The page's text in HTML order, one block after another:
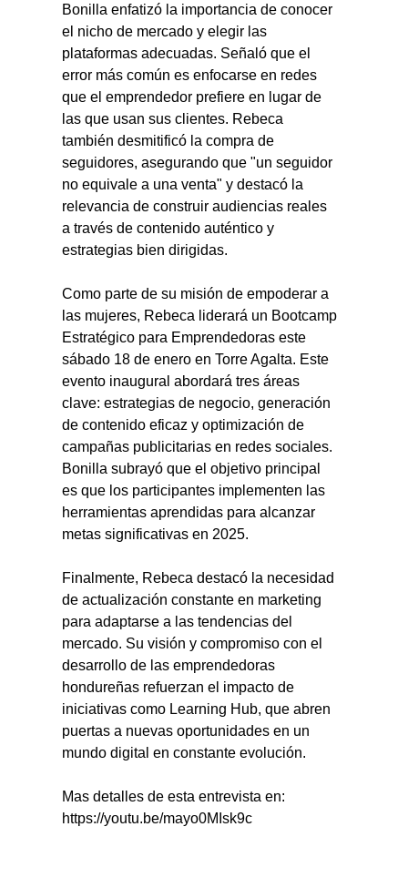
Bonilla enfatizó la importancia de conocer
el nicho de mercado y elegir las
plataformas adecuadas. Señaló que el
error más común es enfocarse en redes
que el emprendedor prefiere en lugar de
las que usan sus clientes. Rebeca
también desmitificó la compra de
seguidores, asegurando que "un seguidor
no equivale a una venta" y destacó la
relevancia de construir audiencias reales
a través de contenido auténtico y
estrategias bien dirigidas.
Como parte de su misión de empoderar a
las mujeres, Rebeca liderará un Bootcamp
Estratégico para Emprendedoras este
sábado 18 de enero en Torre Agalta. Este
evento inaugural abordará tres áreas
clave: estrategias de negocio, generación
de contenido eficaz y optimización de
campañas publicitarias en redes sociales.
Bonilla subrayó que el objetivo principal
es que los participantes implementen las
herramientas aprendidas para alcanzar
metas significativas en 2025.
Finalmente, Rebeca destacó la necesidad
de actualización constante en marketing
para adaptarse a las tendencias del
mercado. Su visión y compromiso con el
desarrollo de las emprendedoras
hondureñas refuerzan el impacto de
iniciativas como Learning Hub, que abren
puertas a nuevas oportunidades en un
mundo digital en constante evolución.
Mas detalles de esta entrevista en:
https://youtu.be/mayo0MIsk9c